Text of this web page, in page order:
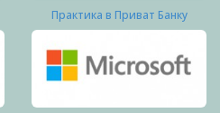
Практика в Приват Банку